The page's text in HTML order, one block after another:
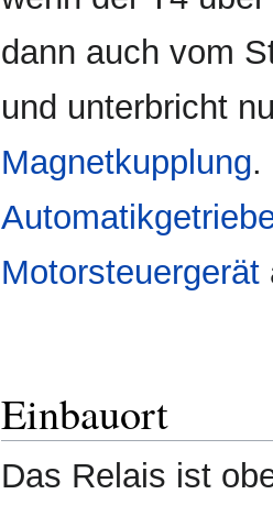
dann auch vom
und unterbricht
Magnetkupplung.
Motorsteuergerät
Einbauort
Das Relais ist